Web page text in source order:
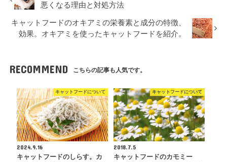
悪くなる理由と対処方法
キャットフードのオキアミの栄養素と成分の特徴、
効果。オキアミを使ったキャットフードを紹介。
RECOMMEND こちらの記事も人気です。
キャットフードについて
2024.9.16
キャットフードのしらす。カ
キャットフードについて
2018.7.5
キャットフードのカモミー